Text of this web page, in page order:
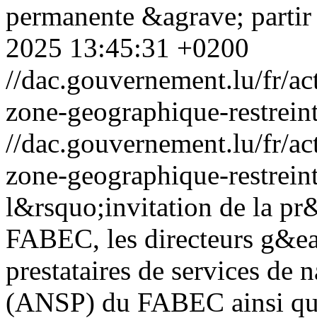
permanente &agrave;
2025 13:45:31 +0200
//dac.gouvernement.lu/fr/
zone-geographique-
//dac.gouvernement.lu/fr/
zone-geographique-
l&rsquo;invitation de la
FABEC, les directeurs
prestataires de services de
(ANSP) du FABEC ainsi